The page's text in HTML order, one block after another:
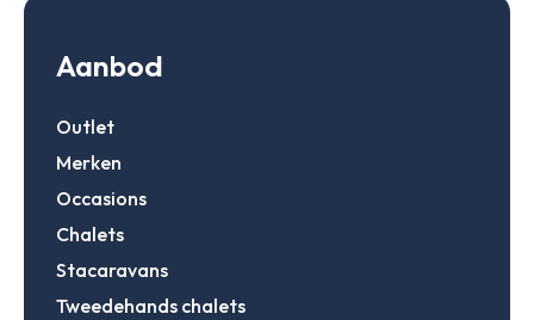
Aanbod
Outlet
Merken
Occasions
Chalets
Stacaravans
Tweedehands chalets